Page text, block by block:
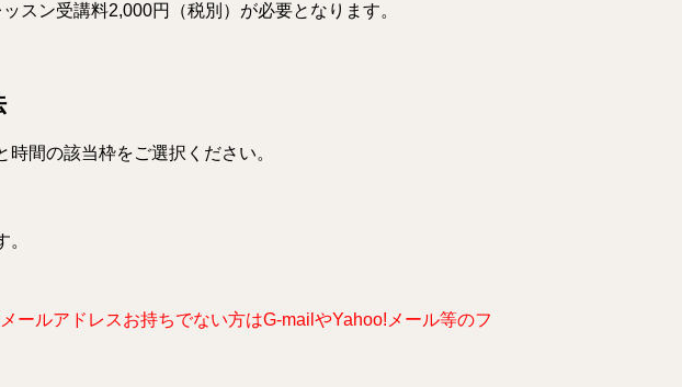
スン受講料2,000円（税別）が必要となります。
間の該当枠をご選択ください。
ルアドレスお持ちでない方はG-mailやYahoo!メール等のフ